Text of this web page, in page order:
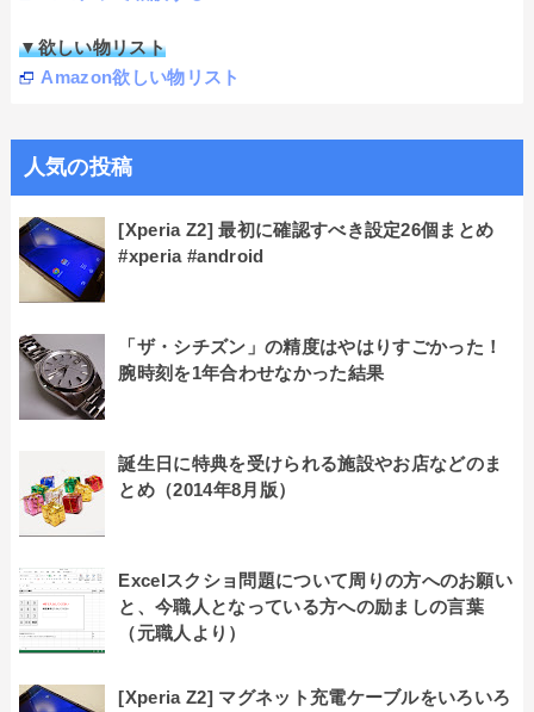
▼欲しい物リスト
Amazon欲しい物リスト
人気の投稿
[Xperia Z2] 最初に確認すべき設定26個まとめ
#xperia #android
「ザ・シチズン」の精度はやはりすごかった！
腕時刻を1年合わせなかった結果
誕生日に特典を受けられる施設やお店などのま
とめ（2014年8月版）
Excelスクショ問題について周りの方へのお願い
と、今職人となっている方への励ましの言葉
（元職人より）
[Xperia Z2] マグネット充電ケーブルをいろいろ